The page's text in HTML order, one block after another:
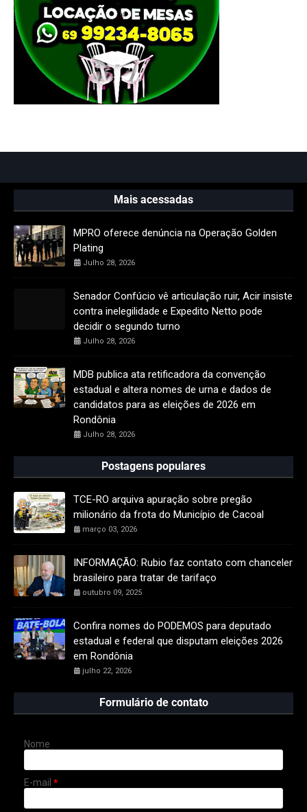
Mais acessadas
MPRO oferece denúncia na Operação Golden
Plating
Julho 28, 2026
Senador Confúcio vê articulação ruir, Acir insiste
contra inelegilidade e Expedito Netto pode
decidir o segundo turno
Julho 28, 2026
MDB publica ata retificadora da convenção
estadual e altera nomes de urna e dados de
candidatos para as eleições de 2026 em
Rondônia
Julho 28, 2026
Postagens populares
TCE-RO arquiva apuração sobre pregão
milionário da frota do Município de Cacoal
março 03, 2026
INFORMAÇÃO: Rubio faz contato com chanceler
brasileiro para tratar de tarifaço
outubro 09, 2025
Confira nomes do PODEMOS para deputado
estadual e federal que disputam eleições 2026
em Rondônia
julho 22, 2026
Formulário de contato
Nome
E-mail *